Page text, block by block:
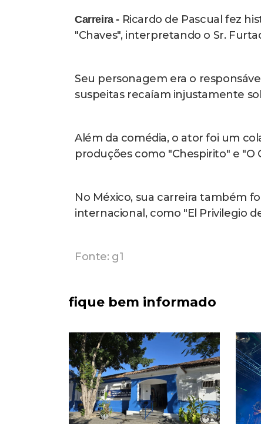
Carreira - Ricardo de Pascual fez
"Chaves", interpretando o Sr.
Seu personagem era o
suspeitas recaíam injustamente
Além da comédia, o ator foi um
produções como "Chespirito" e "O
No México, sua carreira também
internacional, como "El Privilegio
Fonte: g1
fique bem informado